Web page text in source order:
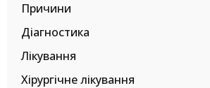
Причини
Діагностика
Лікування
Хірургічне лікування